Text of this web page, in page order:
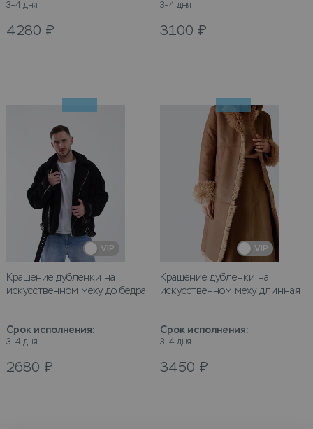
3–4 дня
4280 ₽
3–4 дня
3100 ₽
VIP
Крашение дубленки на
искусственном меху до бедра
Срок исполнения:
3–4 дня
2680 ₽
VIP
Крашение дубленки на
искусственном меху длинная
Срок исполнения:
3–4 дня
3450 ₽